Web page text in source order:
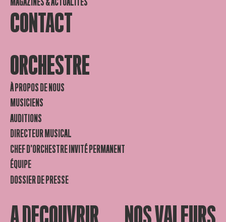
CONTACT
ORCHESTRE
À PROPOS DE NOUS
MUSICIENS
AUDITIONS
DIRECTEUR MUSICAL
CHEF D’ORCHESTRE INVITÉ PERMANENT
ÉQUIPE
DOSSIER DE PRESSE